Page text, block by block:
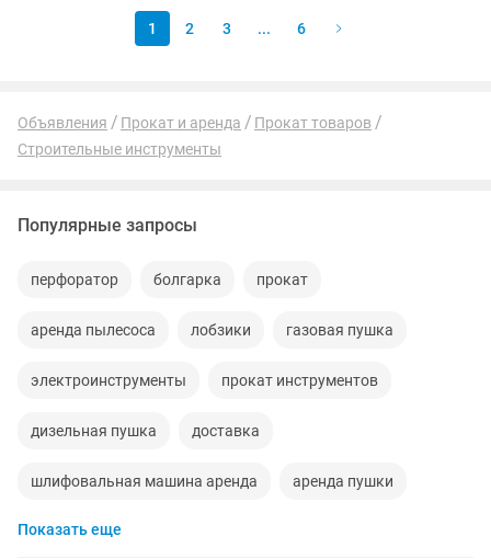
1 2 3 ... 6
Объявления Прокат и аренда
Прокат товаров
Строительные инструменты
Популярные запросы
перфоратор болгарка прокат
аренда пылесоса лобзики газовая пушка
электроинструменты прокат инструментов
дизельная пушка доставка
шлифовальная машина аренда аренда пушки
строительные леса
Показать еще